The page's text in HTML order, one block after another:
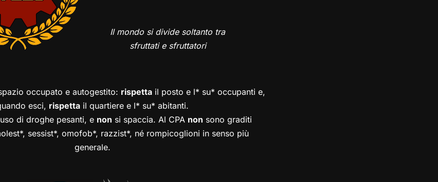
Il mondo si divide soltanto tra
sfruttati e sfruttatori
occupato e autogestito: rispettail posto e l* su* occupanti e,
esci, rispetta il quartiere e l* su* abitanti.
di droghe pesanti, e non si spaccia. Al CPA non sono graditi
sessist*, omofob*, razzist*, né rompicoglioni in senso più
generale.